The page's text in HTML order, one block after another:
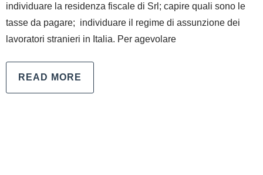
individuare la residenza fiscale di Srl; capire quali sono le
tasse da pagare; individuare il regime di assunzione dei
lavoratori stranieri in Italia. Per agevolare
READ MORE